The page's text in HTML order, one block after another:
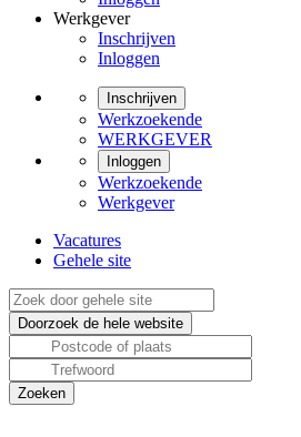
Werkgever
Inschrijven
Inloggen
Inschrijven
Werkzoekende
WERKGEVER
Inloggen
Werkzoekende
Werkgever
Vacatures
Gehele site